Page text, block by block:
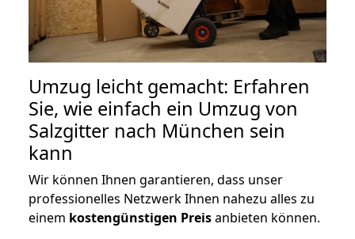
Umzug leicht gemacht: Erfahren
Sie, wie einfach ein Umzug von
Salzgitter nach München sein
kann
Wir können Ihnen garantieren, dass unser
professionelles Netzwerk Ihnen nahezu alles zu
einem kostengünstigen Preisanbieten können.